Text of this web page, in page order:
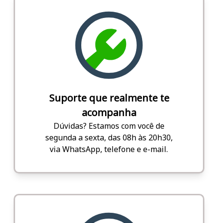
Suporte que realmente te
acompanha
Dúvidas? Estamos com você de
segunda a sexta, das 08h às 20h30,
via WhatsApp, telefone e e-mail.